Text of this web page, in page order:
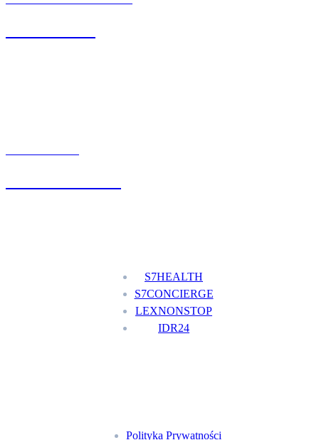
S7HEALTH
S7CONCIERGE
LEXNONSTOP
IDR24
Polityka Prywatności